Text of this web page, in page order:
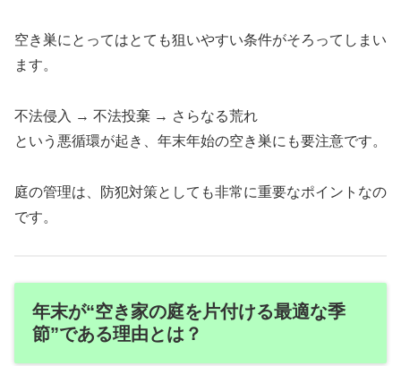
空き巣にとってはとても狙いやすい条件がそろってしまい
ます。
不法侵入 → 不法投棄 → さらなる荒れ
という悪循環が起き、年末年始の空き巣にも要注意です。
庭の管理は、防犯対策としても非常に重要なポイントなの
です。
年末が“空き家の庭を片付ける最適な季
節”である理由とは？